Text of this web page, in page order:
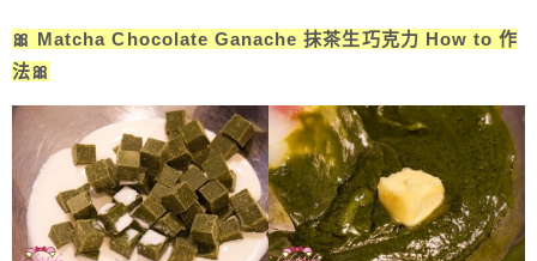
🎀 Matcha Chocolate Ganache 抹茶生巧克力 How to 作
法🎀